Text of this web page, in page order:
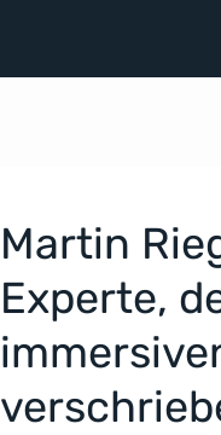
Martin
Experte,